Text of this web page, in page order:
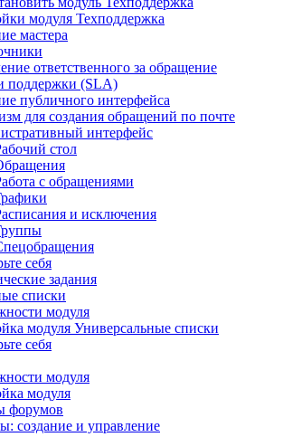
модуля Техподдержка
мастера
ответственного за обращение
поддержки (SLA)
публичного интерфейса
для создания обращений по почте
интерфейс
стол
с обращениями
и исключения
себя
задания
списки
модуля
модуля Универсальные списки
себя
модуля
модуля
форумов
создание и управление